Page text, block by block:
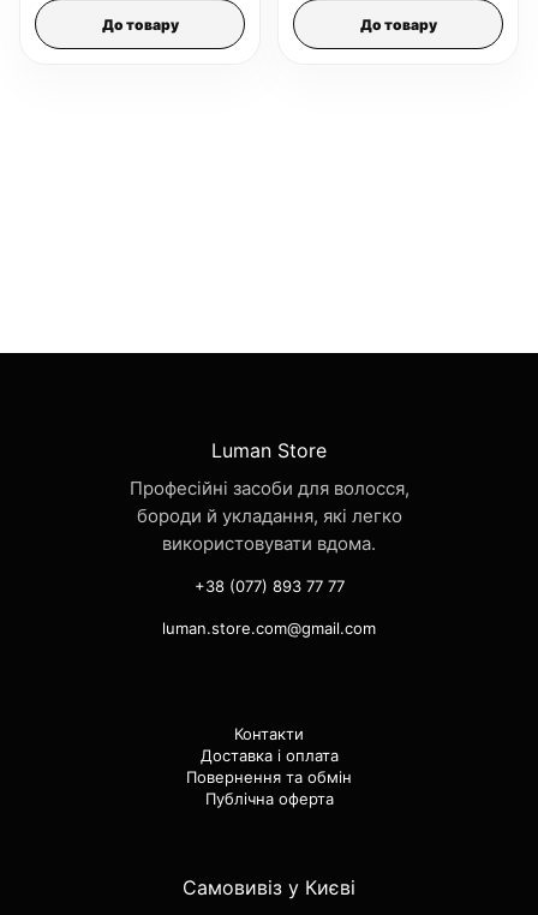
До товару До товару
Luman Store
Професійні засоби для волосся,
бороди й укладання, які легко
використовувати вдома.
+38 (077) 893 77 77
luman.store.com@gmail.com
Контакти
Доставка і оплата
Повернення та обмін
Публічна оферта
Самовивіз у Києві